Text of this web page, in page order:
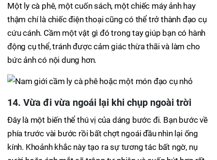
Một ly cà phê, một cuốn sách, một chiếc máy ảnh hay
thậm chí là chiếc điện thoại cũng có thể trở thành đạo cụ
cứu cánh. Cầm một vật gì đó trong tay giúp bạn có hành
động cụ thể, tránh được cảm giác thừa thãi và làm cho
bức ảnh có nội dung hơn.
14. Vừa đi vừa ngoái lại khi chụp ngoài trời
Đây là một biến thể thú vị của dáng bước đi. Bạn bước về
phía trước vài bước rồi bất chợt ngoái đầu nhìn lại ống
kính. Khoảnh khắc này tạo ra sự tương tác bất ngờ, nụ